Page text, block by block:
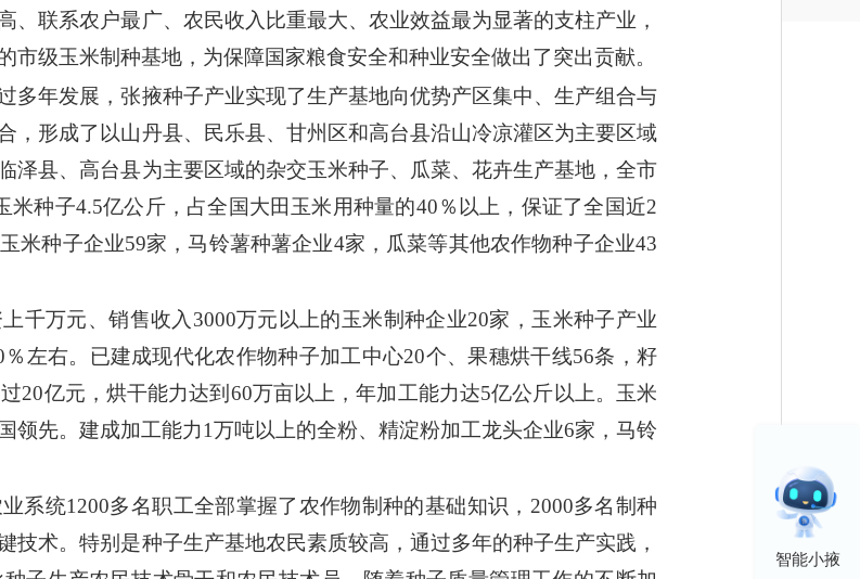
智能小掖
、联系农户最广、农民收入比重最大、农业效益最为显著的支柱产业，
级玉米制种基地，为保障国家粮食安全和种业安全做出了突出贡献。
多年发展，张掖种子产业实现了生产基地向优势产区集中、生产组合与
，形成了以山丹县、民乐县、甘州区和高台县沿山冷凉灌区为主要区域
泽县、高台县为主要区域的杂交玉米种子、瓜菜、花卉生产基地，全市
种子4.5亿公斤，占全国大田玉米用种量的40％以上，保证了全国近2
米种子企业59家，马铃薯种薯企业4家，瓜菜等其他农作物种子企业43
千万元、销售收入3000万元以上的玉米制种企业20家，玉米种子产业
左右。已建成现代化农作物种子加工中心20个、果穗烘干线56条，籽
20亿元，烘干能力达到60万亩以上，年加工能力达5亿公斤以上。玉米
领先。建成加工能力1万吨以上的全粉、精淀粉加工龙头企业6家，马铃
系统1200多名职工全部掌握了农作物制种的基础知识，2000多名制种
技术。特别是种子生产基地农民素质较高，通过多年的种子生产实践，